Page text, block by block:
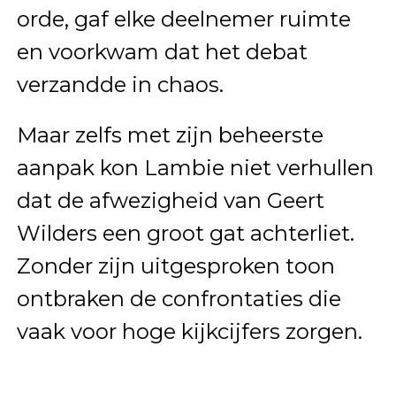
orde, gaf elke deelnemer ruimte
en voorkwam dat het debat
verzandde in chaos.
Maar zelfs met zijn beheerste
aanpak kon Lambie niet verhullen
dat de afwezigheid van Geert
Wilders een groot gat achterliet.
Zonder zijn uitgesproken toon
ontbraken de confrontaties die
vaak voor hoge kijkcijfers zorgen.